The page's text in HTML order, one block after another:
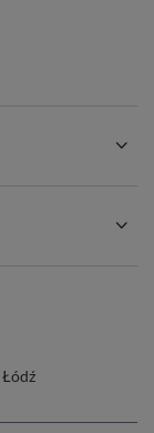
Łódź